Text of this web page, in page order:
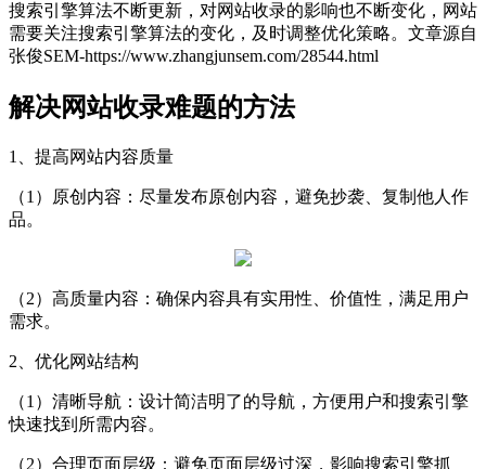
搜索引擎算法不断更新，对网站收录的影响也不断变化，网站
需要关注搜索引擎算法的变化，及时调整优化策略。 文章源自
张俊SEM-https://www.zhangjunsem.com/28544.html
解决网站收录难题的方法
1、提高网站内容质量
（1）原创内容：尽量发布原创内容，避免抄袭、复制他人作
品。
（2）高质量内容：确保内容具有实用性、价值性，满足用户
需求。
2、优化网站结构
（1）清晰导航：设计简洁明了的导航，方便用户和搜索引擎
快速找到所需内容。
（2）合理页面层级：避免页面层级过深，影响搜索引擎抓